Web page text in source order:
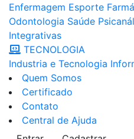
Enfermagem Esporte
Odontologia Saúde
Integrativas
TECNOLOGIA
Industria e Tecnologia
Quem Somos
Certificado
Contato
Central de Ajuda